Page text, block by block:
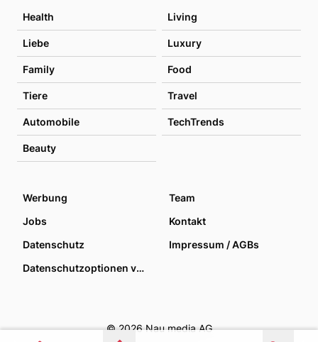
Health Living
Liebe Luxury
Family Food
Tiere Travel
Automobile TechTrends
Beauty
Werbung
Team
Jobs
Kontakt
Datenschutz
Impressum / AGBs
Datenschutzoptionen verwalten
© 2026 Nau media AG